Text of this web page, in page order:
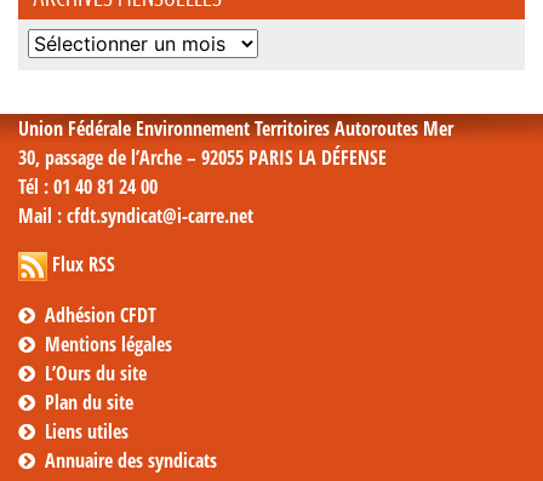
Archives
Union Fédérale Environnement Territoires Autoroutes Mer
30, passage de l’Arche – 92055 PARIS LA DÉFENSE
Tél : 01 40 81 24 00
Mail : cfdt.syndicat@i-carre.net
Flux RSS
Adhésion CFDT
Mentions légales
L’Ours du site
Plan du site
Liens utiles
Annuaire des syndicats